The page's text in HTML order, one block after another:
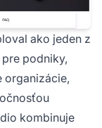
ako jeden z
podniky,
organizácie,
kombinuje